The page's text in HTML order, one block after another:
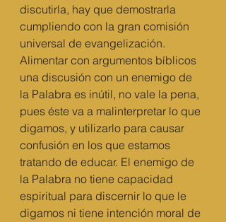
discutirla, hay que demostrarla
cumpliendo con la gran comisión
universal de evangelización.
Alimentar con argumentos bíblicos
una discusión con un enemigo de
la Palabra es inútil, no vale la pena,
pues éste va a malinterpretar lo que
digamos, y utilizarlo para causar
confusión en los que estamos
tratando de educar. El enemigo de
la Palabra no tiene capacidad
espiritual para discernir lo que le
digamos ni tiene intención moral de